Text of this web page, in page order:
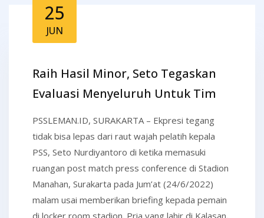
25
JUN
Raih Hasil Minor, Seto Tegaskan
Evaluasi Menyeluruh Untuk Tim
PSSLEMAN.ID, SURAKARTA – Ekpresi tegang
tidak bisa lepas dari raut wajah pelatih kepala
PSS, Seto Nurdiyantoro di ketika memasuki
ruangan post match press conference di Stadion
Manahan, Surakarta pada Jum’at (24/6/2022)
malam usai memberikan briefing kepada pemain
di locker room stadion. Pria yang lahir di Kalasan,